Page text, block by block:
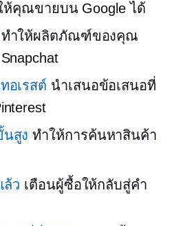
ห้คุณขายบน Google ได้
ำให้ผลิตภัณฑ์ของคุณ
อเรสต์ นำเสนอข้อเสนอที่
สูง ทำให้การค้นหาสินค้า
ล้ว เตือนผู้ซื้อให้กลับสู่คำ